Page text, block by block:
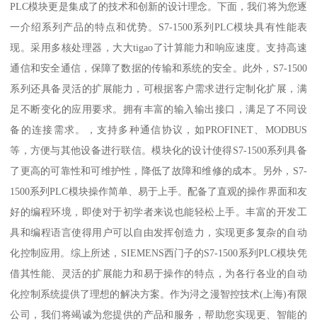
PLC模块更是集成了的技术和创新的设计理念。下面，我们将为您逐
一介绍系列产品的特点和优势。S7-1500系列PLC模块具有性能表
现。采用多核处理器，大大tigao了计算能力和响应速度。支持高速
通信和安全通信，保障了数据的传输和系统的安全。此外，S7-1500
系列还具备灵活的扩展能力，可根据客户需求进行定制化扩展，满
足不断变化的应用要求。拥有丰富的输入输出接口，满足了不同设
备的连接需求。，支持多种通信协议，如PROFINET、MODBUS
等，方便与其他设备进行联信。模块化的设计使得S7-1500系列具备
了更高的可靠性和可维护性，降低了故障和维修的成本。另外，S7-
1500系列PLC模块操作简单、易于上手。配备了直观的操作界面和友
好的编程环境，即使对于初学者来说也能轻松上手。丰富的开发工
具和编程语言使得用户可以自由发挥创造力，实现更多复杂的自动
化控制应用。综上所述，SIEMENS西门子的S7-1500系列PLC模块凭
借其性能、灵活的扩展能力和易于操作的特点，为各行各业的自动
化控制系统提供了理想的解决方案。作为浔之漫智控技术(上海)有限
公司，我们将竭诚为您提供的产品和服务，帮助您实现更、智能的